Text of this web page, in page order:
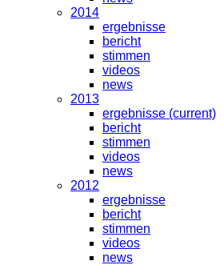
2014
ergebnisse
bericht
stimmen
videos
news
2013
ergebnisse (current)
bericht
stimmen
videos
news
2012
ergebnisse
bericht
stimmen
videos
news